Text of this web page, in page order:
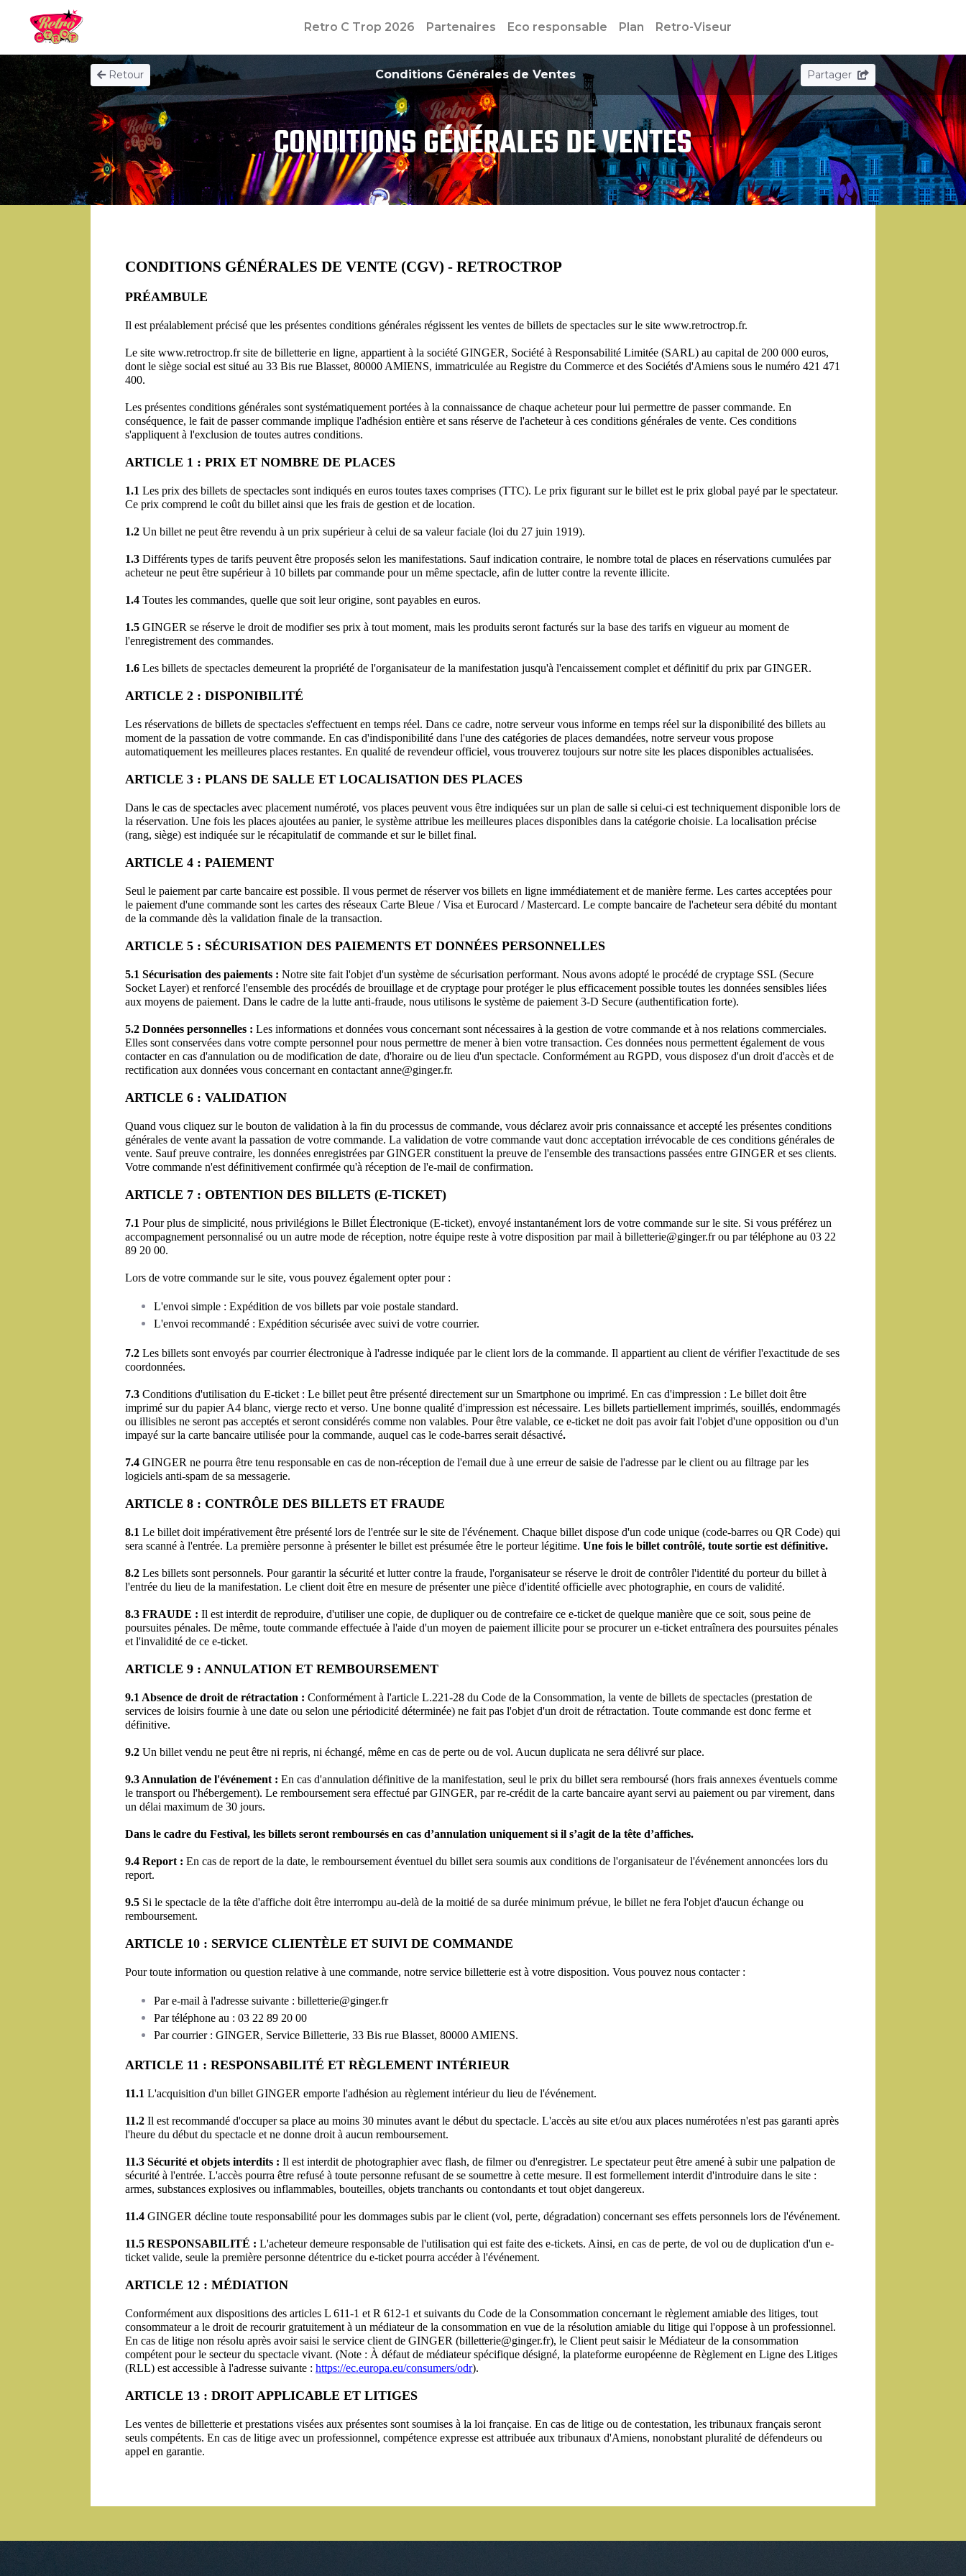
Retro C Trop 2026 Partenaires Eco responsable Plan Retro-Viseur
Retour Conditions Générales de Ventes Partager
CONDITIONS GÉNÉRALES DE VENTES
CONDITIONS GÉNÉRALES DE VENTE (CGV) - RETROCTROP
PRÉAMBULE
Il est préalablement précisé que les présentes conditions générales régissent les ventes de billets de spectacles sur le site www.retroctrop.fr.
Le site www.retroctrop.fr site de billetterie en ligne, appartient à la société GINGER, Société à Responsabilité Limitée (SARL) au capital de 200 000 euros,
dont le siège social est situé au 33 Bis rue Blasset, 80000 AMIENS, immatriculée au Registre du Commerce et des Sociétés d'Amiens sous le numéro 421 471
400.
Les présentes conditions générales sont systématiquement portées à la connaissance de chaque acheteur pour lui permettre de passer commande. En
conséquence, le fait de passer commande implique l'adhésion entière et sans réserve de l'acheteur à ces conditions générales de vente. Ces conditions
s'appliquent à l'exclusion de toutes autres conditions.
ARTICLE 1 : PRIX ET NOMBRE DE PLACES
1.1 Les prix des billets de spectacles sont indiqués en euros toutes taxes comprises (TTC). Le prix figurant sur le billet est le prix global payé par le spectateur.
Ce prix comprend le coût du billet ainsi que les frais de gestion et de location.
1.2 Un billet ne peut être revendu à un prix supérieur à celui de sa valeur faciale (loi du 27 juin 1919).
1.3 Différents types de tarifs peuvent être proposés selon les manifestations. Sauf indication contraire, le nombre total de places en réservations cumulées par
acheteur ne peut être supérieur à 10 billets par commande pour un même spectacle, afin de lutter contre la revente illicite.
1.4 Toutes les commandes, quelle que soit leur origine, sont payables en euros.
1.5 GINGER se réserve le droit de modifier ses prix à tout moment, mais les produits seront facturés sur la base des tarifs en vigueur au moment de
l'enregistrement des commandes.
1.6 Les billets de spectacles demeurent la propriété de l'organisateur de la manifestation jusqu'à l'encaissement complet et définitif du prix par GINGER.
ARTICLE 2 : DISPONIBILITÉ
Les réservations de billets de spectacles s'effectuent en temps réel. Dans ce cadre, notre serveur vous informe en temps réel sur la disponibilité des billets au
moment de la passation de votre commande. En cas d'indisponibilité dans l'une des catégories de places demandées, notre serveur vous propose
automatiquement les meilleures places restantes. En qualité de revendeur officiel, vous trouverez toujours sur notre site les places disponibles actualisées.
ARTICLE 3 : PLANS DE SALLE ET LOCALISATION DES PLACES
Dans le cas de spectacles avec placement numéroté, vos places peuvent vous être indiquées sur un plan de salle si celui-ci est techniquement disponible lors de
la réservation. Une fois les places ajoutées au panier, le système attribue les meilleures places disponibles dans la catégorie choisie. La localisation précise
(rang, siège) est indiquée sur le récapitulatif de commande et sur le billet final.
ARTICLE 4 : PAIEMENT
Seul le paiement par carte bancaire est possible. Il vous permet de réserver vos billets en ligne immédiatement et de manière ferme. Les cartes acceptées pour
le paiement d'une commande sont les cartes des réseaux Carte Bleue / Visa et Eurocard / Mastercard. Le compte bancaire de l'acheteur sera débité du montant
de la commande dès la validation finale de la transaction.
ARTICLE 5 : SÉCURISATION DES PAIEMENTS ET DONNÉES PERSONNELLES
5.1 Sécurisation des paiements : Notre site fait l'objet d'un système de sécurisation performant. Nous avons adopté le procédé de cryptage SSL (Secure
Socket Layer) et renforcé l'ensemble des procédés de brouillage et de cryptage pour protéger le plus efficacement possible toutes les données sensibles liées
aux moyens de paiement. Dans le cadre de la lutte anti-fraude, nous utilisons le système de paiement 3-D Secure (authentification forte).
5.2 Données personnelles : Les informations et données vous concernant sont nécessaires à la gestion de votre commande et à nos relations commerciales.
Elles sont conservées dans votre compte personnel pour nous permettre de mener à bien votre transaction. Ces données nous permettent également de vous
contacter en cas d'annulation ou de modification de date, d'horaire ou de lieu d'un spectacle. Conformément au RGPD, vous disposez d'un droit d'accès et de
rectification aux données vous concernant en contactant anne@ginger.fr.
ARTICLE 6 : VALIDATION
Quand vous cliquez sur le bouton de validation à la fin du processus de commande, vous déclarez avoir pris connaissance et accepté les présentes conditions
générales de vente avant la passation de votre commande. La validation de votre commande vaut donc acceptation irrévocable de ces conditions générales de
vente. Sauf preuve contraire, les données enregistrées par GINGER constituent la preuve de l'ensemble des transactions passées entre GINGER et ses clients.
Votre commande n'est définitivement confirmée qu'à réception de l'e-mail de confirmation.
ARTICLE 7 : OBTENTION DES BILLETS (E-TICKET)
7.1 Pour plus de simplicité, nous privilégions le Billet Électronique (E-ticket), envoyé instantanément lors de votre commande sur le site. Si vous préférez un
accompagnement personnalisé ou un autre mode de réception, notre équipe reste à votre disposition par mail à billetterie@ginger.fr ou par téléphone au 03 22
89 20 00.
Lors de votre commande sur le site, vous pouvez également opter pour :
L'envoi simple : Expédition de vos billets par voie postale standard.
L'envoi recommandé : Expédition sécurisée avec suivi de votre courrier.
7.2 Les billets sont envoyés par courrier électronique à l'adresse indiquée par le client lors de la commande. Il appartient au client de vérifier l'exactitude de ses
coordonnées.
7.3 Conditions d'utilisation du E-ticket : Le billet peut être présenté directement sur un Smartphone ou imprimé. En cas d'impression : Le billet doit être
imprimé sur du papier A4 blanc, vierge recto et verso. Une bonne qualité d'impression est nécessaire. Les billets partiellement imprimés, souillés, endommagés
ou illisibles ne seront pas acceptés et seront considérés comme non valables. Pour être valable, ce e-ticket ne doit pas avoir fait l'objet d'une opposition ou d'un
impayé sur la carte bancaire utilisée pour la commande, auquel cas le code-barres serait désactivé.
7.4 GINGER ne pourra être tenu responsable en cas de non-réception de l'email due à une erreur de saisie de l'adresse par le client ou au filtrage par les
logiciels anti-spam de sa messagerie.
ARTICLE 8 : CONTRÔLE DES BILLETS ET FRAUDE
8.1 Le billet doit impérativement être présenté lors de l'entrée sur le site de l'événement. Chaque billet dispose d'un code unique (code-barres ou QR Code) qui
sera scanné à l'entrée. La première personne à présenter le billet est présumée être le porteur légitime. Une fois le billet contrôlé, toute sortie est définitive.
8.2 Les billets sont personnels. Pour garantir la sécurité et lutter contre la fraude, l'organisateur se réserve le droit de contrôler l'identité du porteur du billet à
l'entrée du lieu de la manifestation. Le client doit être en mesure de présenter une pièce d'identité officielle avec photographie, en cours de validité.
8.3 FRAUDE : Il est interdit de reproduire, d'utiliser une copie, de dupliquer ou de contrefaire ce e-ticket de quelque manière que ce soit, sous peine de
poursuites pénales. De même, toute commande effectuée à l'aide d'un moyen de paiement illicite pour se procurer un e-ticket entraînera des poursuites pénales
et l'invalidité de ce e-ticket.
ARTICLE 9 : ANNULATION ET REMBOURSEMENT
9.1 Absence de droit de rétractation : Conformément à l'article L.221-28 du Code de la Consommation, la vente de billets de spectacles (prestation de
services de loisirs fournie à une date ou selon une périodicité déterminée) ne fait pas l'objet d'un droit de rétractation. Toute commande est donc ferme et
définitive.
9.2 Un billet vendu ne peut être ni repris, ni échangé, même en cas de perte ou de vol. Aucun duplicata ne sera délivré sur place.
9.3 Annulation de l'événement : En cas d'annulation définitive de la manifestation, seul le prix du billet sera remboursé (hors frais annexes éventuels comme
le transport ou l'hébergement). Le remboursement sera effectué par GINGER, par re-crédit de la carte bancaire ayant servi au paiement ou par virement, dans
un délai maximum de 30 jours.
Dans le cadre du Festival, les billets seront remboursés en cas d’annulation uniquement si il s’agit de la tête d’affiches.
9.4 Report : En cas de report de la date, le remboursement éventuel du billet sera soumis aux conditions de l'organisateur de l'événement annoncées lors du
report.
9.5 Si le spectacle de la tête d'affiche doit être interrompu au-delà de la moitié de sa durée minimum prévue, le billet ne fera l'objet d'aucun échange ou
remboursement.
ARTICLE 10 : SERVICE CLIENTÈLE ET SUIVI DE COMMANDE
Pour toute information ou question relative à une commande, notre service billetterie est à votre disposition. Vous pouvez nous contacter :
Par e-mail à l'adresse suivante : billetterie@ginger.fr
Par téléphone au : 03 22 89 20 00
Par courrier : GINGER, Service Billetterie, 33 Bis rue Blasset, 80000 AMIENS.
ARTICLE 11 : RESPONSABILITÉ ET RÈGLEMENT INTÉRIEUR
11.1 L'acquisition d'un billet GINGER emporte l'adhésion au règlement intérieur du lieu de l'événement.
11.2 Il est recommandé d'occuper sa place au moins 30 minutes avant le début du spectacle. L'accès au site et/ou aux places numérotées n'est pas garanti après
l'heure du début du spectacle et ne donne droit à aucun remboursement.
11.3 Sécurité et objets interdits : Il est interdit de photographier avec flash, de filmer ou d'enregistrer. Le spectateur peut être amené à subir une palpation de
sécurité à l'entrée. L'accès pourra être refusé à toute personne refusant de se soumettre à cette mesure. Il est formellement interdit d'introduire dans le site :
armes, substances explosives ou inflammables, bouteilles, objets tranchants ou contondants et tout objet dangereux.
11.4 GINGER décline toute responsabilité pour les dommages subis par le client (vol, perte, dégradation) concernant ses effets personnels lors de l'événement.
11.5 RESPONSABILITÉ : L'acheteur demeure responsable de l'utilisation qui est faite des e-tickets. Ainsi, en cas de perte, de vol ou de duplication d'un e-
ticket valide, seule la première personne détentrice du e-ticket pourra accéder à l'événement.
ARTICLE 12 : MÉDIATION
Conformément aux dispositions des articles L 611-1 et R 612-1 et suivants du Code de la Consommation concernant le règlement amiable des litiges, tout
consommateur a le droit de recourir gratuitement à un médiateur de la consommation en vue de la résolution amiable du litige qui l'oppose à un professionnel.
En cas de litige non résolu après avoir saisi le service client de GINGER (billetterie@ginger.fr), le Client peut saisir le Médiateur de la consommation
compétent pour le secteur du spectacle vivant. (Note : À défaut de médiateur spécifique désigné, la plateforme européenne de Règlement en Ligne des Litiges
(RLL) est accessible à l'adresse suivante : https://ec.europa.eu/consumers/odr).
ARTICLE 13 : DROIT APPLICABLE ET LITIGES
Les ventes de billetterie et prestations visées aux présentes sont soumises à la loi française. En cas de litige ou de contestation, les tribunaux français seront
seuls compétents. En cas de litige avec un professionnel, compétence expresse est attribuée aux tribunaux d'Amiens, nonobstant pluralité de défendeurs ou
appel en garantie.